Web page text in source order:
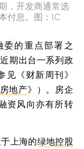
，开发商通常选
付息。图：IC
委的重点部署之
期出台一系列政
见《财新周刊》
地产》）。房企
资风向亦有所转
上海的绿地控股